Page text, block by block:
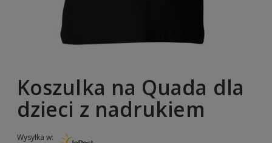
Koszulka na Quada dla
dzieci z nadrukiem
Wysyłka w: